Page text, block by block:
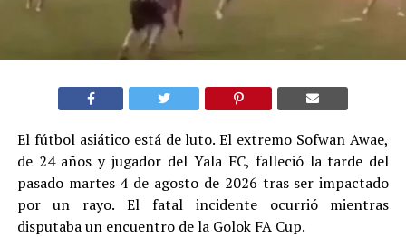
El fútbol asiático está de luto. El extremo Sofwan Awae,
de 24 años y jugador del Yala FC, falleció la tarde del
pasado martes 4 de agosto de 2026 tras ser impactado
por un rayo. El fatal incidente ocurrió mientras
disputaba un encuentro de la Golok FA Cup.